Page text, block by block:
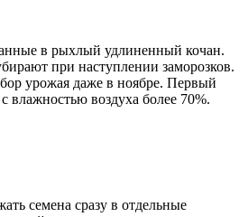
в рыхлый удлиненный кочан.
при наступлении заморозков.
урожая даже в ноябре. Первый
воздуха более 70%.
семена сразу в отдельные